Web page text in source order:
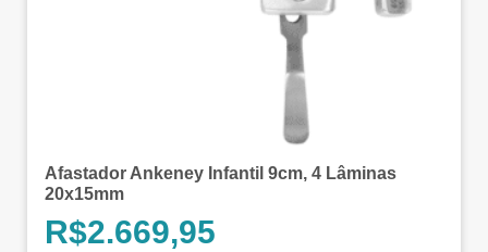
Afastador Ankeney Infantil 9cm, 4 Lâminas
20x15mm
R$2.669,95